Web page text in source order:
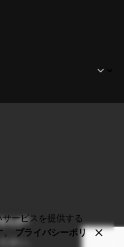
んか?
さい。
ービスを提供する
プライバシーポリ